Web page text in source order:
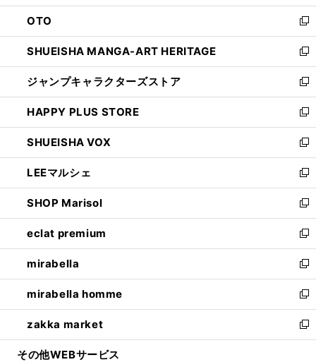
ウ
で
開
く
ン
ド
ウ
で
開
く
OTO
新
し
い
ウ
ィ
ン
ド
ウ
で
開
く
SHUEISHA MANGA-ART HERITAGE
新
し
い
ウ
ィ
ン
ド
ウ
で
開
く
ジャンプキャラクターズストア
新
し
い
ウ
ィ
ン
ド
ウ
で
開
く
HAPPY PLUS STORE
新
し
い
ウ
ィ
ン
ド
ウ
で
開
く
SHUEISHA VOX
新
し
い
ウ
ィ
ン
ド
ウ
で
開
く
LEEマルシェ
新
し
い
ウ
ィ
ン
ド
ウ
で
開
く
SHOP Marisol
新
し
い
ウ
ィ
ン
ド
ウ
で
開
eclat premium
新
し
い
ウ
ィ
ン
ド
ウ
mirabella
新
し
い
ウ
ィ
ン
mirabella homme
新
し
い
ウ
zakka market
新
し
その他WEBサービス